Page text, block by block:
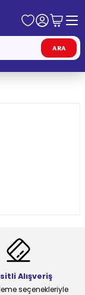
ARA
Alışveriş
seçenekleriyle